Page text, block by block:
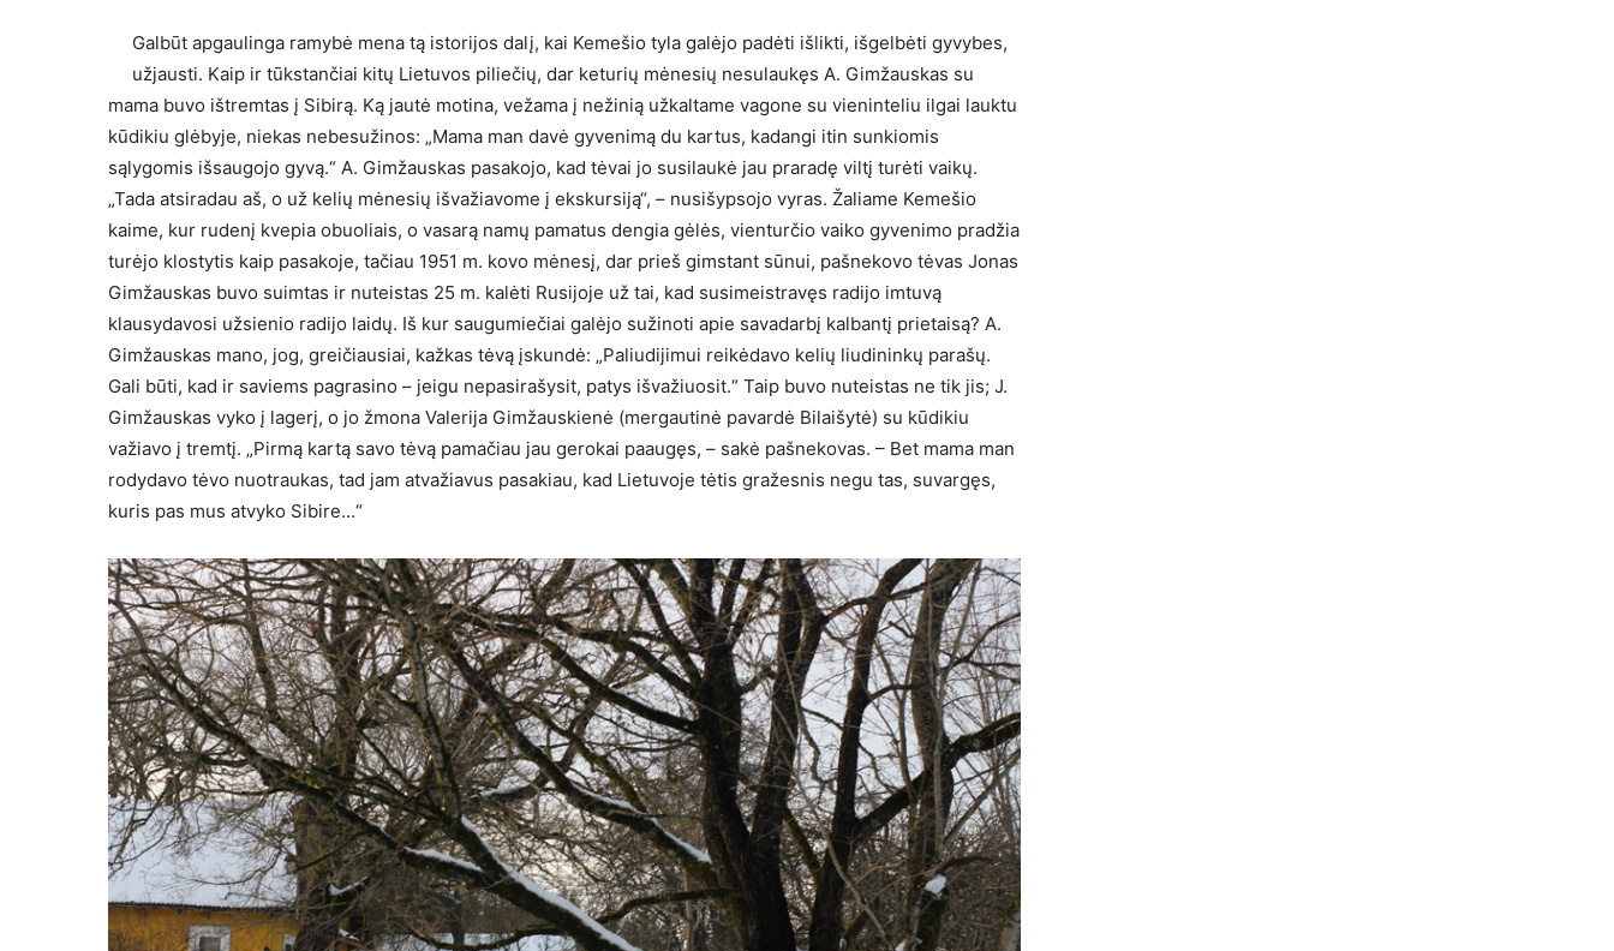
Galbūt apgaulinga ramybė mena tą istorijos dalį, kai Ke­mešio tyla galėjo padėti išlik­ti, išgelbėti gyvybes,
užjausti. Kaip ir tūkstančiai kitų Lietu­vos piliečių, dar keturių mėne­sių nesulaukęs A. Gimžaus­kas su
mama buvo ištremtas į Sibirą. Ką jautė motina, veža­ma į nežinią užkaltame vago­ne su vieninteliu ilgai lauktu
kūdikiu glėbyje, niekas nebe­sužinos: „Mama man davė gy­venimą du kartus, kadangi itin sunkiomis
sąlygomis išsaugo­jo gyvą.“ A. Gimžauskas pasa­kojo, kad tėvai jo susilaukė jau praradę viltį turėti vaikų.
„Tada atsiradau aš, o už kelių mėne­sių išvažiavome į ekskursiją“, – nusišypsojo vyras. Žaliame Ke­mešio
kaime, kur rudenį kvepia obuoliais, o vasarą namų pa­matus dengia gėlės, vienturčio vaiko gyvenimo pradžia
turė­jo klostytis kaip pasakoje, ta­čiau 1951 m. kovo mėnesį, dar prieš gimstant sūnui, pašnekovo tėvas Jonas
Gimžauskas buvo suimtas ir nuteistas 25 m. kalė­ti Rusijoje už tai, kad susimeis­travęs radijo imtuvą
klausyda­vosi užsienio radijo laidų. Iš kur saugumiečiai galėjo sužinoti apie savadarbį kalbantį prietai­są? A.
Gimžauskas mano, jog, greičiausiai, kažkas tėvą įskun­dė: „Paliudijimui reikėdavo ke­lių liudininkų parašų.
Gali būti, kad ir saviems pagrasino – jei­gu nepasirašysit, patys išva­žiuosit.“ Taip buvo nuteistas ne tik jis; J.
Gimžauskas vyko į la­gerį, o jo žmona Valerija Gim­žauskienė (mergautinė pavardė Bilaišytė) su kūdikiu
važiavo į tremtį. „Pirmą kartą savo tėvą pamačiau jau gerokai paaugęs, – sakė pašnekovas. – Bet mama man
rodydavo tėvo nuotrau­kas, tad jam atvažiavus pasa­kiau, kad Lietuvoje tėtis gražes­nis negu tas, suvargęs,
kuris pas mus atvyko Sibire…“